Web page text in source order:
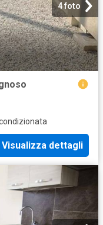
4 foto
Visualizza dettagli